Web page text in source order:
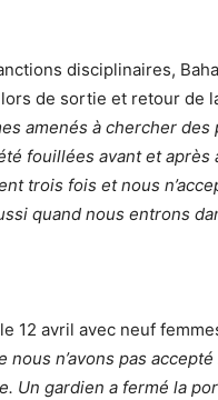
disciplinaires,
de sortie et retour de
amenés à chercher des
fouillées avant et après
trois fois et nous
quand nous entrons
12 avril avec neuf
n’avons pas
Un gardien a fermé la